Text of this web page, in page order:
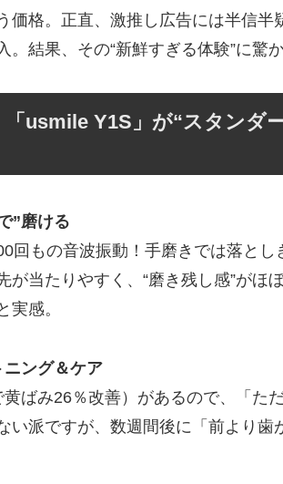
価格。正直、激推し広告には半信半
結果、その“新鮮すぎる体験”に驚
「usmile Y1S」が“スタンダ
”磨ける
回もの音波振動！手磨きでは落とし
が当たりやすく、“磨き残し感”がほ
感。
ニング＆ケア
ばみ26％改善）があるので、「た
い派ですが、数週間後に「前より歯